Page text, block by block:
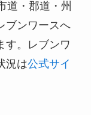
道・郡道・州
ブンワースへ
す。レブンワ
況は公式サイ